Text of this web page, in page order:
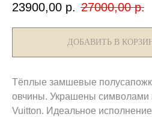
23900,00 р. 27000,00 р.
ДОБАВИТЬ В
Тёплые замшевые
овчины. Украшены символами
Vuitton. Идеальное